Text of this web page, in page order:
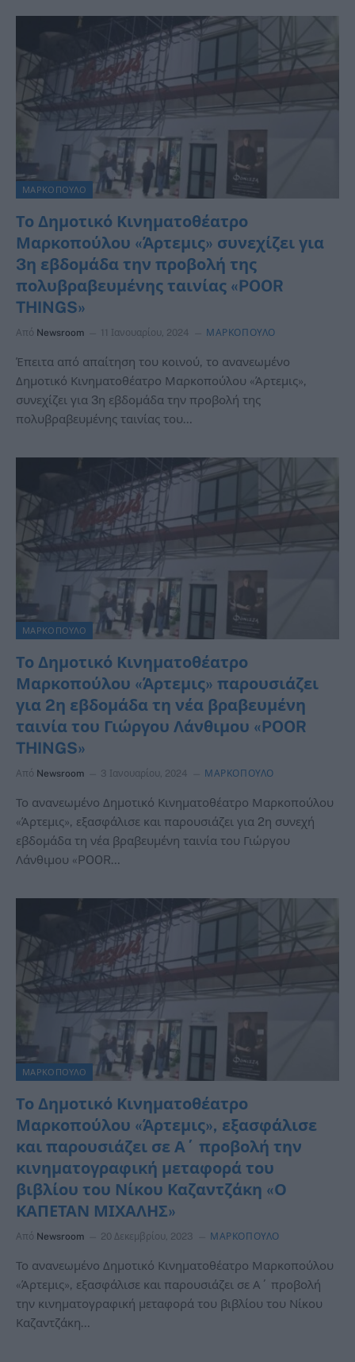
ΜΑΡΚΟΠΟΥΛΟ
Το Δημοτικό Κινηματοθέατρο
Μαρκοπούλου «Άρτεμις» συνεχίζει για
3η εβδομάδα την προβολή της
πολυβραβευμένης ταινίας «POOR
THINGS»
Από Newsroom 11 Ιανουαρίου, 2024 ΜΑΡΚΟΠΟΥΛΟ
Έπειτα από απαίτηση του κοινού, το ανανεωμένο
Δημοτικό Κινηματοθέατρο Μαρκοπούλου «Άρτεμις»,
συνεχίζει για 3η εβδομάδα την προβολή της
πολυβραβευμένης ταινίας του…
ΜΑΡΚΟΠΟΥΛΟ
Το Δημοτικό Κινηματοθέατρο
Μαρκοπούλου «Άρτεμις» παρουσιάζει
για 2η εβδομάδα τη νέα βραβευμένη
ταινία του Γιώργου Λάνθιμου «POOR
THINGS»
Από Newsroom 3 Ιανουαρίου, 2024 ΜΑΡΚΟΠΟΥΛΟ
Το ανανεωμένο Δημοτικό Κινηματοθέατρο Μαρκοπούλου
«Άρτεμις», εξασφάλισε και παρουσιάζει για 2η συνεχή
εβδομάδα τη νέα βραβευμένη ταινία του Γιώργου
Λάνθιμου «POOR…
ΜΑΡΚΟΠΟΥΛΟ
Το Δημοτικό Κινηματοθέατρο
Μαρκοπούλου «Άρτεμις», εξασφάλισε
και παρουσιάζει σε Α΄ προβολή την
κινηματογραφική μεταφορά του
βιβλίου του Νίκου Καζαντζάκη «Ο
ΚΑΠΕΤΑΝ ΜΙΧΑΛΗΣ»
Από Newsroom 20 Δεκεμβρίου, 2023 ΜΑΡΚΟΠΟΥΛΟ
Το ανανεωμένο Δημοτικό Κινηματοθέατρο Μαρκοπούλου
«Άρτεμις», εξασφάλισε και παρουσιάζει σε Α΄ προβολή
την κινηματογραφική μεταφορά του βιβλίου του Νίκου
Καζαντζάκη…